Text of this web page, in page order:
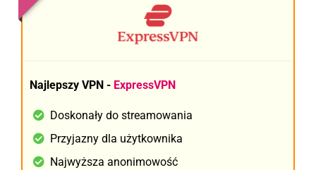
Najlepszy VPN - ExpressVPN
Doskonały do streamowania
Przyjazny dla użytkownika
Najwyższa anonimowość